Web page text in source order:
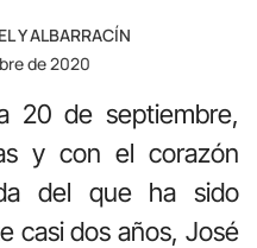
Y ALBARRACÍN
de 2020
20 de septiembre,
y con el corazón
del que ha sido
casi dos años, José